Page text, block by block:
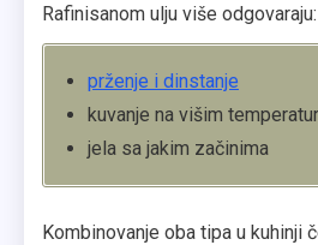
Rafinisanom ulju više odgovaraju:
prženje i dinstanje
kuvanje na višim
jela sa jakim začinima
Kombinovanje oba tipa u kuhinji